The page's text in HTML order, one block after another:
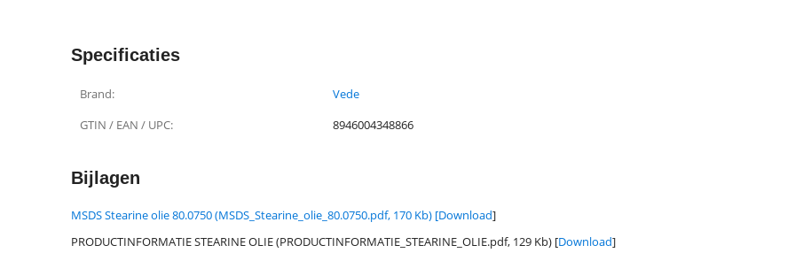
Specificaties
Brand:
Vede
GTIN / EAN / UPC:
8946004348866
Bijlagen
MSDS Stearine olie 80.0750 (MSDS_Stearine_olie_80.0750.pdf, 170 Kb) [Download]
PRODUCTINFORMATIE STEARINE OLIE (PRODUCTINFORMATIE_STEARINE_OLIE.pdf, 129 Kb) [Download]